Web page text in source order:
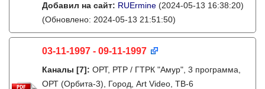
Добавил на сайт: RUErmine (2024-05-13 16:38:20)
(Обновлено: 2024-05-13 21:51:50)
03-11-1997 - 09-11-1997
Каналы [7]: ОРТ, РТР / ГТРК "Амур", 3 программа,
ОРТ (Орбита-3), Город, Art Video, ТВ-6